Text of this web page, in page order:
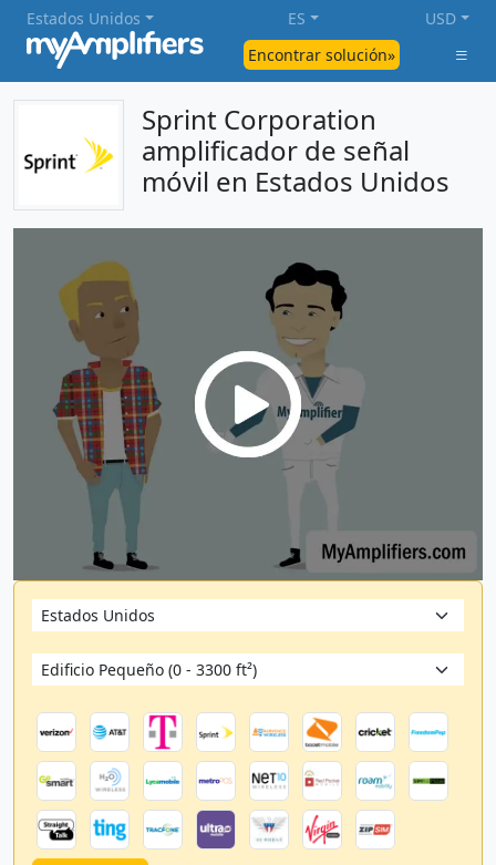
Encontrar solución»
Estados Unidos ES USD
Sprint Corporation
amplificador de señal
móvil en Estados Unidos